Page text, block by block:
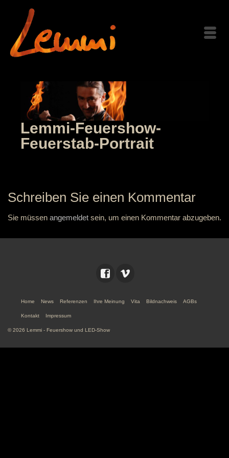
Lemmi-Feuershow-
Feuerstab-Portrait
Schreiben Sie einen Kommentar
Sie müssen angemeldet sein, um einen Kommentar abzugeben.
Home News Referenzen Ihre Meinung Vita Bildnachweis AGBs
Kontakt Impressum
© 2026 Lemmi - Feuershow und LED-Show